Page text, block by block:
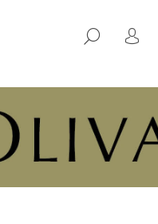
HLEDAT